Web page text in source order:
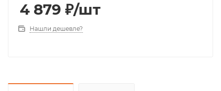
4 879 ₽/шт
Нашли дешевле?